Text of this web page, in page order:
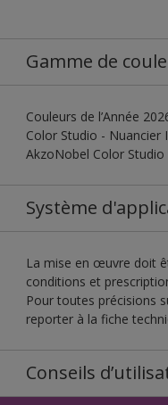
Gamme de
Couleurs de l’Année
Color Studio - Nuancier
AkzoNobel Color Studio
Système
La mise en œuvre doit
conditions et
Pour toutes précisions
reporter à la fiche
Conseils